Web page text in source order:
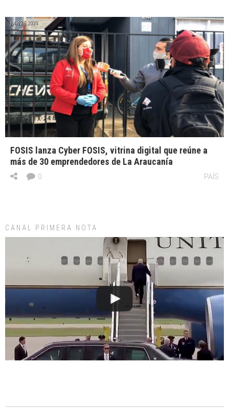
julio 25, 2020
FOSIS lanza Cyber FOSIS, vitrina digital que reúne a
más de 30 emprendedores de La Araucanía
PAÍS
0
CANAL PRIMERA NOTA